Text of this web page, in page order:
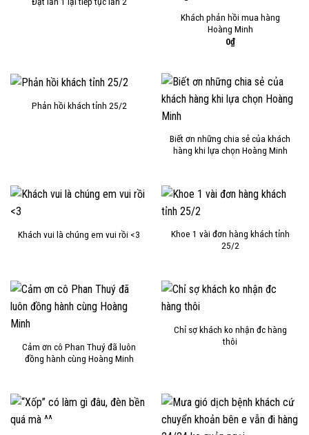
Khách phản hồi mua hàng
Hoàng Minh
0₫
Phản hồi khách tỉnh 25/2
Biết ơn những chia sẻ của khách
hàng khi lựa chọn Hoàng Minh
Khách vui là chúng em vui rồi <3
Khoe 1 vài đơn hàng khách tỉnh
25/2
Cảm ơn cô Phan Thuý đã luôn
đồng hành cùng Hoàng Minh
Chỉ sợ khách ko nhận đc hàng
thôi